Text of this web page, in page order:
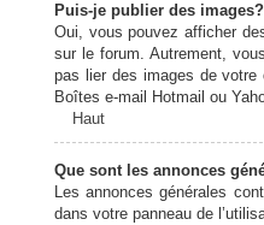
Puis-je publier des images?
Oui, vous pouvez afficher
sur le forum. Autrement,
pas lier des images de votre
Boîtes e-mail Hotmail ou
Haut
Que sont les annonces
Les annonces générales
dans votre panneau de